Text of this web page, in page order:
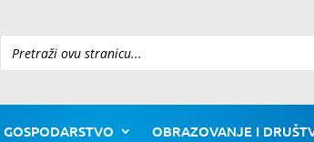
Pretraži
GOSPODARSTVO OBRAZOVANJE I